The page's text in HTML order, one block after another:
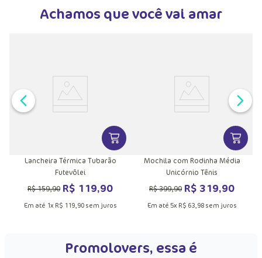
Achamos que você vai amar
VER MAIS INFORMAÇÕES DO
Lancheira Térmica Tubarão
Futevôlei
R$159,90 R$ 119,90
Em até 1x R$ 119,90sem juros
VER
Mochila com Rodinha Média
Unicórnio Tênis
R$399,90 R$ 319,90
Em até 5x R$ 63,98sem juros
Promolovers, essa é